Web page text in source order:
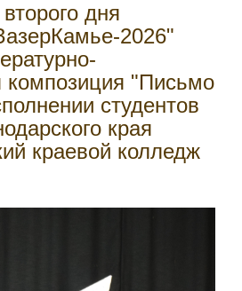
дня
2026"
композиция "Письмо
студентов
края
краевой колледж